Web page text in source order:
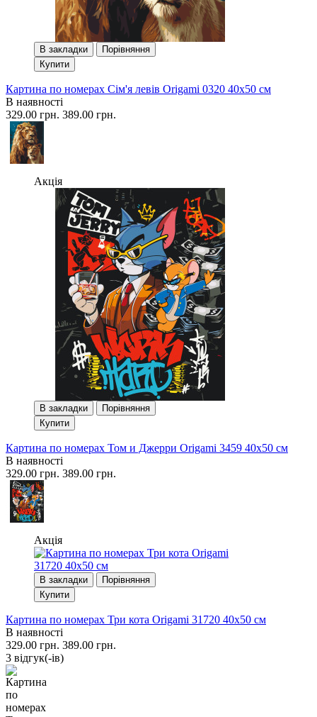
В закладки
Порівняння
Купити
Картина по номерах Сім'я левів Origami 0320 40x50 см
В наявності
329.00 грн. 389.00 грн.
Акція
В закладки
Порівняння
Купити
Картина по номерах Том и Джерри Origami 3459 40x50 см
В наявності
329.00 грн. 389.00 грн.
Акція
В закладки
Порівняння
Купити
Картина по номерах Три кота Origami 31720 40x50 см
В наявності
329.00 грн. 389.00 грн.
3 вiдгук(-iв)